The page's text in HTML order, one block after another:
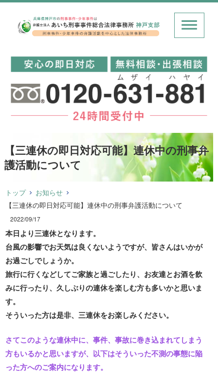
【三連休の即日対応可能】連休中の刑事弁
護活動について
トップ
お知らせ
【三連休の即日対応可能】連休中の刑事弁護活動について
2022/09/17
本日より三連休となります。
台風の影響でお天気は良くないようですが、皆さんはいかが
お過ごしでしょうか。
旅行に行くなどしてご家族と過ごしたり、お友達とお酒を飲
みに行ったり、久しぶりの連休を楽しむ方も多いかと思いま
す。
そういった方は是非、三連休をお楽しみください。
さてこのような連休中に、事件、事故に巻き込まれてしまう
方もいるかと思いますが、以下はそういった不測の事態に陥
った方へのご案内になります。